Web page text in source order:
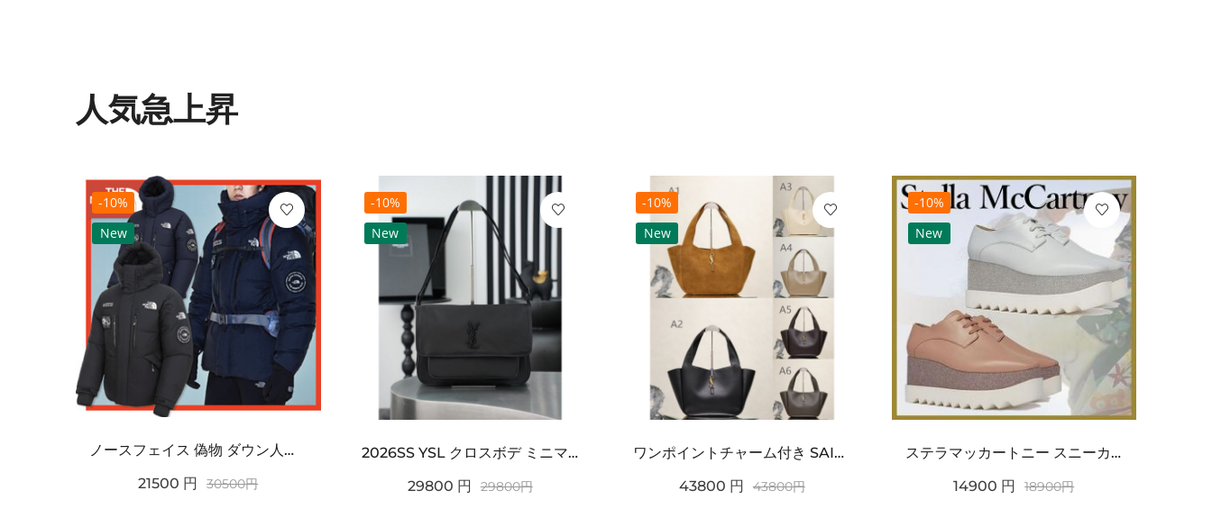
人気急上昇
-10%
New
ノースフェイス 偽物 ダウン人気【THE NORTH FACE】M'S 7 SUMMIT HIM...
21500 円 30500円
-10%
New
2026SS YSL クロスボデ ミニマルフラップショルダー SAINT LAURENT サンロ...
29800 円 29800円
-10%
New
ワンポイントチャーム付き SAINT LAURENT サンローラン コピー バッグ シンプルラグ...
43800 円 43800円
-10%
New
ステラマッカートニー スニーカー 偽物エリスグリッタープラットフォーム810038KP02717...
14900 円 18900円